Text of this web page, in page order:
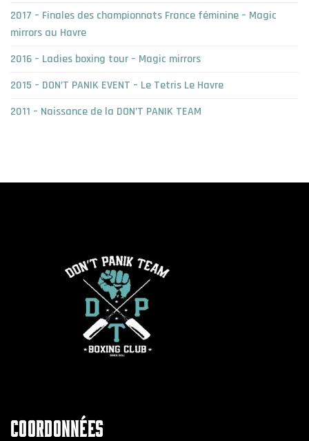
2017 – Finales des championnats France féminine – Magic
mirrors au Havre
2016 – Ladies boxing tour – Magic mirrors
2015 – DON’T PANIK EVENT – Le Tetris Le Havre
2011 – Naissance de la DON’T PANIK TEAM
COORDONNÉES